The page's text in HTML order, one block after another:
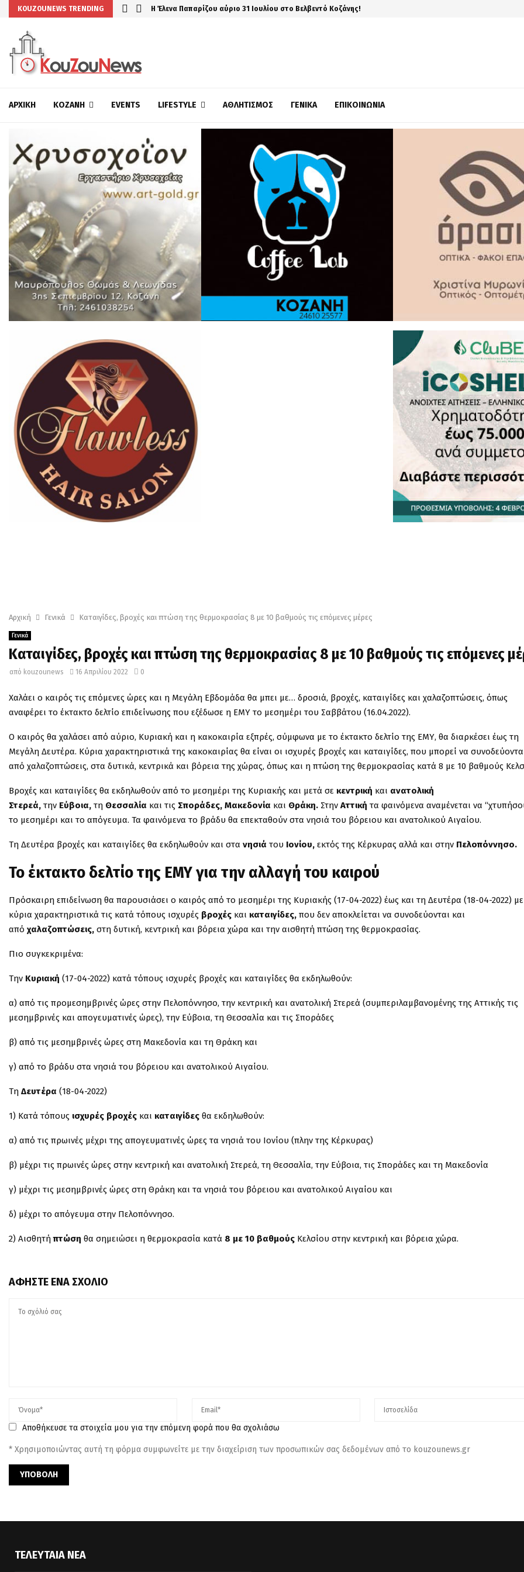
KOUZOUNEWS TRENDING Η Έλενα Παπαρίζου αύριο 31 Ιουλίου στο Βελβεντό Κοζάνης!
ΑΡΧΙΚΉ ΚΟΖΆΝΗ EVENTS LIFESTYLE ΑΘΛΗΤΙΣΜΌΣ ΓΕΝΙΚΆ ΕΠΙΚΟΙΝΩΝΊΑ
Αρχική Γενικά Καταιγίδες, βροχές και πτώση της θερμοκρασίας 8 με 10 βαθμούς τις επόμενες μέρες
Γενικά
Καταιγίδες, βροχές και πτώση της θερμοκρασίας 8 με 10 βαθμούς τις επόμενες
από kouzounews 16 Απριλίου 2022 0
Χαλάει ο καιρός τις επόμενες ώρες και η Μεγάλη Εβδομάδα θα μπει με… δροσιά, βροχές, καταιγίδες και χαλαζοπτώσεις, όπως
αναφέρει το έκτακτο δελτίο επιδείνωσης που εξέδωσε η ΕΜΥ το μεσημέρι του Σαββάτου (16.04.2022).
Ο καιρός θα χαλάσει από αύριο, Κυριακή και η κακοκαιρία εξπρές, σύμφωνα με το έκτακτο δελτίο της ΕΜΥ, θα διαρκέσει έως τη
Μεγάλη Δευτέρα. Κύρια χαρακτηριστικά της κακοκαιρίας θα είναι οι ισχυρές βροχές και καταιγίδες, που μπορεί να
από χαλαζοπτώσεις, στα δυτικά, κεντρικά και βόρεια της χώρας, όπως και η πτώση της θερμοκρασίας κατά 8 με 10 βαθμούς
Βροχές και καταιγίδες θα εκδηλωθούν από το μεσημέρι της Κυριακής και μετά σε κεντρική και ανατολική
Στερεά, την Εύβοια, τη Θεσσαλία και τις Σποράδες, Μακεδονία και Θράκη. Στην Αττική τα φαινόμενα αναμένεται να
το μεσημέρι και το απόγευμα. Τα φαινόμενα το βράδυ θα επεκταθούν στα νησιά του βόρειου και ανατολικού Αιγαίου.
Τη Δευτέρα βροχές και καταιγίδες θα εκδηλωθούν και στα νησιά του Ιονίου, εκτός της Κέρκυρας αλλά και στην Πελοπόννησο.
Το έκτακτο δελτίο της ΕΜΥ για την αλλαγή του καιρού
Πρόσκαιρη επιδείνωση θα παρουσιάσει ο καιρός από το μεσημέρι της Κυριακής (17-04-2022) έως και τη Δευτέρα (18-04-2022) με
κύρια χαρακτηριστικά τις κατά τόπους ισχυρές βροχές και καταιγίδες, που δεν αποκλείεται να συνοδεύονται και
από χαλαζοπτώσεις, στη δυτική, κεντρική και βόρεια χώρα και την αισθητή πτώση της θερμοκρασίας.
Πιο συγκεκριμένα:
Την Κυριακή (17-04-2022) κατά τόπους ισχυρές βροχές και καταιγίδες θα εκδηλωθούν:
α) από τις προμεσημβρινές ώρες στην Πελοπόννησο, την κεντρική και ανατολική Στερεά (συμπεριλαμβανομένης της Αττικής τις
μεσημβρινές και απογευματινές ώρες), την Εύβοια, τη Θεσσαλία και τις Σποράδες
β) από τις μεσημβρινές ώρες στη Μακεδονία και τη Θράκη και
γ) από το βράδυ στα νησιά του βόρειου και ανατολικού Αιγαίου.
Τη Δευτέρα (18-04-2022)
1) Κατά τόπους ισχυρές βροχές και καταιγίδες θα εκδηλωθούν:
α) από τις πρωινές μέχρι της απογευματινές ώρες τα νησιά του Ιονίου (πλην της Κέρκυρας)
β) μέχρι τις πρωινές ώρες στην κεντρική και ανατολική Στερεά, τη Θεσσαλία, την Εύβοια, τις Σποράδες και τη Μακεδονία
γ) μέχρι τις μεσημβρινές ώρες στη Θράκη και τα νησιά του βόρειου και ανατολικού Αιγαίου και
δ) μέχρι το απόγευμα στην Πελοπόννησο.
2) Αισθητήπτώση θα σημειώσει η θερμοκρασία κατά 8 με 10 βαθμούς Κελσίου στην κεντρική και βόρεια χώρα.
ΑΦΉΣΤΕ ΈΝΑ ΣΧΌΛΙΟ
Αποθήκευσε τα στοιχεία μου για την επόμενη φορά που θα σχολιάσω
* Χρησιμοποιώντας αυτή τη φόρμα συμφωνείτε με την διαχείριση των προσωπικών σας δεδομένων από το kouzounews.gr
ΤΕΛΕΥΤΑΊΑ ΝΈΑ